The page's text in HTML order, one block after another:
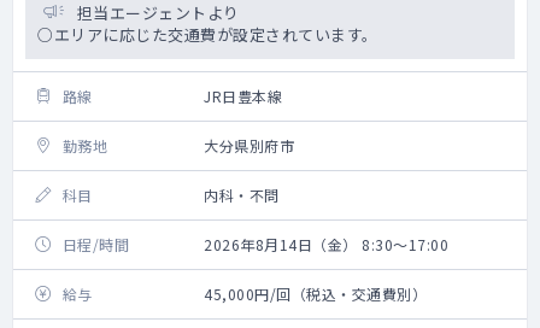
担当エージェントより
○エリアに応じた交通費が設定されています。
路線 JR日豊本線
勤務地 大分県別府市
科目 内科・不問
日程/時間 2026年8月14日（金） 8:30～17:00
給与 45,000円/回（税込・交通費別）